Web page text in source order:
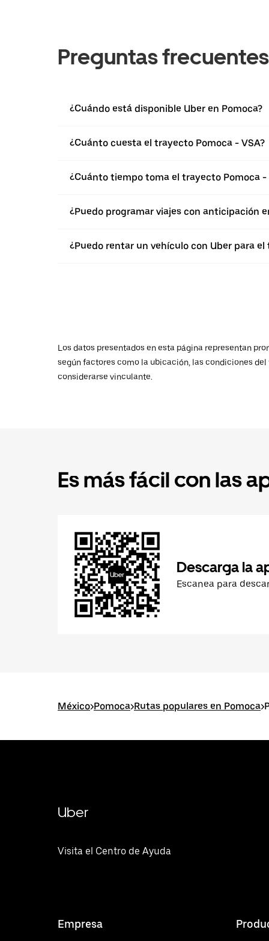
Preguntas frecuentes
¿Cuándo está disponible Uber en Pomoca?
¿Cuánto cuesta el trayecto Pomoca - VSA?
¿Cuánto tiempo toma el trayecto Pomoca -
¿Puedo programar viajes con anticipación
¿Puedo rentar un vehículo con Uber para
Los datos presentados en esta página representan
según factores como la ubicación, las condiciones
considerarse vinculante.
Es más fácil con las
Descarga la
Escanea para
México>Pomoca>Rutas populares en Pomoca>
Uber
Visita el Centro de Ayuda
Empresa